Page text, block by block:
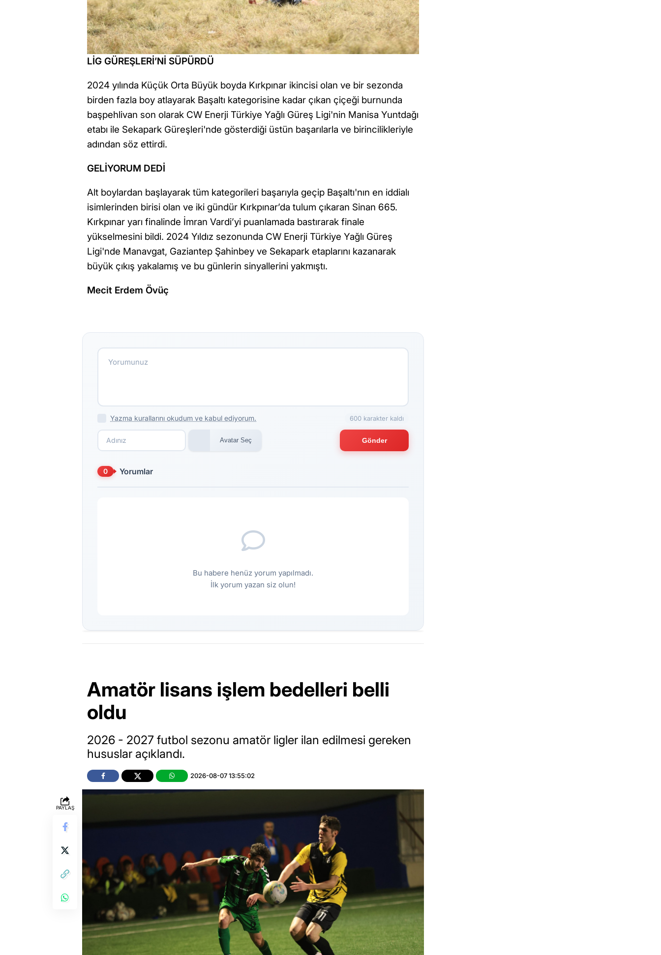
LİG GÜREŞLERİ’Nİ SÜPÜRDÜ
2024 yılında Küçük Orta Büyük boyda Kırkpınar ikincisi olan ve bir sezonda
birden fazla boy atlayarak Başaltı kategorisine kadar çıkan çiçeği burnunda
başpehlivan son olarak CW Enerji Türkiye Yağlı Güreş Ligi'nin Manisa Yuntdağı
etabı ile Sekapark Güreşleri'nde gösterdiği üstün başarılarla ve birincilikleriyle
adından söz ettirdi.
GELİYORUM DEDİ
Alt boylardan başlayarak tüm kategorileri başarıyla geçip Başaltı'nın en iddialı
isimlerinden birisi olan ve iki gündür Kırkpınar’da tulum çıkaran Sinan 665.
Kırkpınar yarı finalinde İmran Vardi’yi puanlamada bastırarak finale
yükselmesini bildi. 2024 Yıldız sezonunda CW Enerji Türkiye Yağlı Güreş
Ligi'nde Manavgat, Gaziantep Şahinbey ve Sekapark etaplarını kazanarak
büyük çıkış yakalamış ve bu günlerin sinyallerini yakmıştı.
Mecit Erdem Övüç
Yazma kurallarını okudum ve kabul ediyorum. 600 karakter kaldı
Avatar Seç Gönder
0 Yorumlar
Bu habere henüz yorum yapılmadı.
İlk yorum yazan siz olun!
PAYLAŞ
Amatör lisans işlem bedelleri belli
oldu
2026 - 2027 futbol sezonu amatör ligler ilan edilmesi gereken
hususlar açıklandı.
2026-08-07 13:55:02